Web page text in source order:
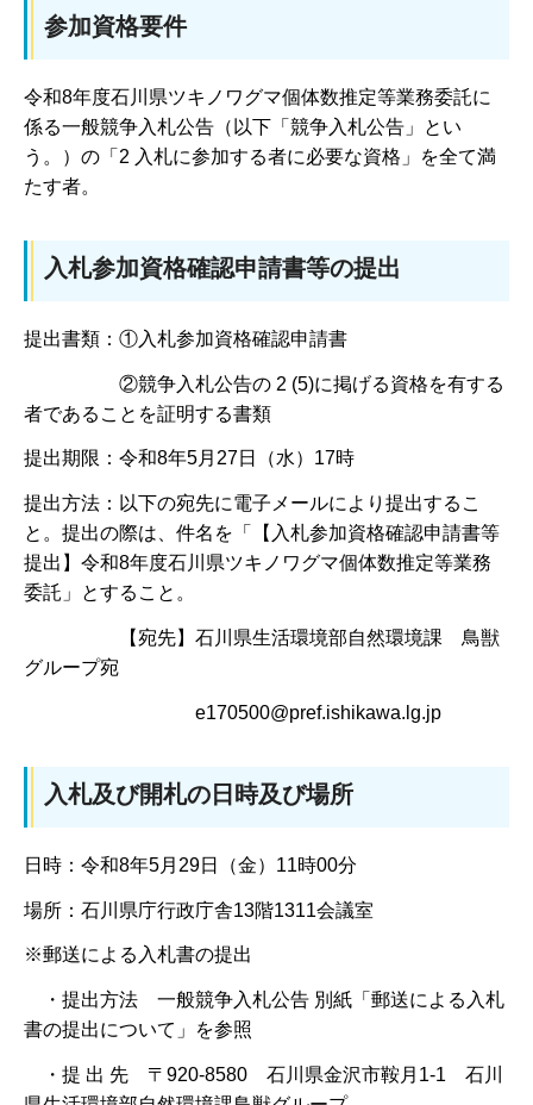
参加資格要件
令和8年度石川県ツキノワグマ個体数推定等業務委託に
係る一般競争入札公告（以下「競争入札公告」とい
う。）の「2 入札に参加する者に必要な資格」を全て満
たす者。
入札参加資格確認申請書等の提出
提出書類：①入札参加資格確認申請書
②競争入札公告の 2 (5)に掲げる資格を有する
者であることを証明する書類
提出期限：令和8年5月27日（水）17時
提出方法：以下の宛先に電子メールにより提出するこ
と。提出の際は、件名を「【入札参加資格確認申請書等
提出】令和8年度石川県ツキノワグマ個体数推定等業務
委託」とすること。
【宛先】石川県生活環境部自然環境課 鳥獣
グループ宛
e170500@pref.ishikawa.lg.jp
入札及び開札の日時及び場所
日時：令和8年5月29日（金）11時00分
場所：石川県庁行政庁舎13階1311会議室
※郵送による入札書の提出
・提出方法 一般競争入札公告 別紙「郵送による入札
書の提出について」を参照
・提 出 先 〒920-8580 石川県金沢市鞍月1-1 石川